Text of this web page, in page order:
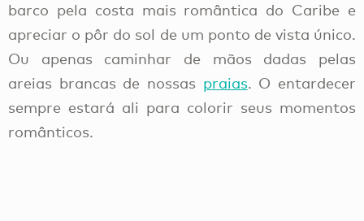
barco pela costa mais romântica do Caribe e
apreciar o pôr do sol de um ponto de vista único.
Ou apenas caminhar de mãos dadas pelas
areias brancas de nossas praias. O entardecer
sempre estará ali para colorir seus momentos
românticos.